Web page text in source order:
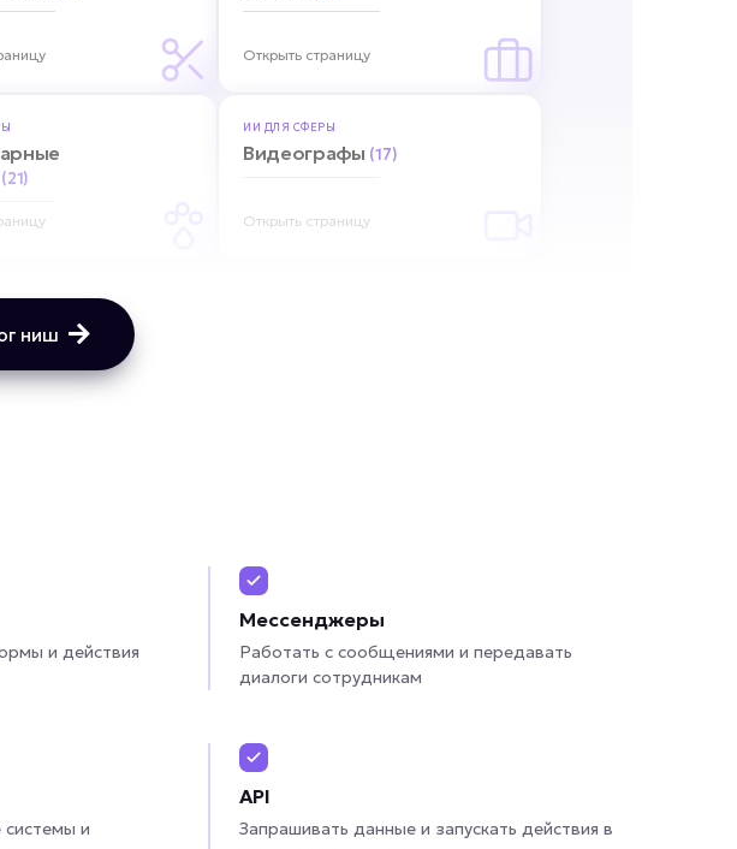
Открыть страницу
(21)
ИИ ДЛЯ СФЕРЫ
Видеографы (17)
Открыть страницу
ниш
и действия
Мессенджеры
Работать с сообщениями и передавать
диалоги сотрудникам
системы и
API
Запрашивать данные и запускать действия в